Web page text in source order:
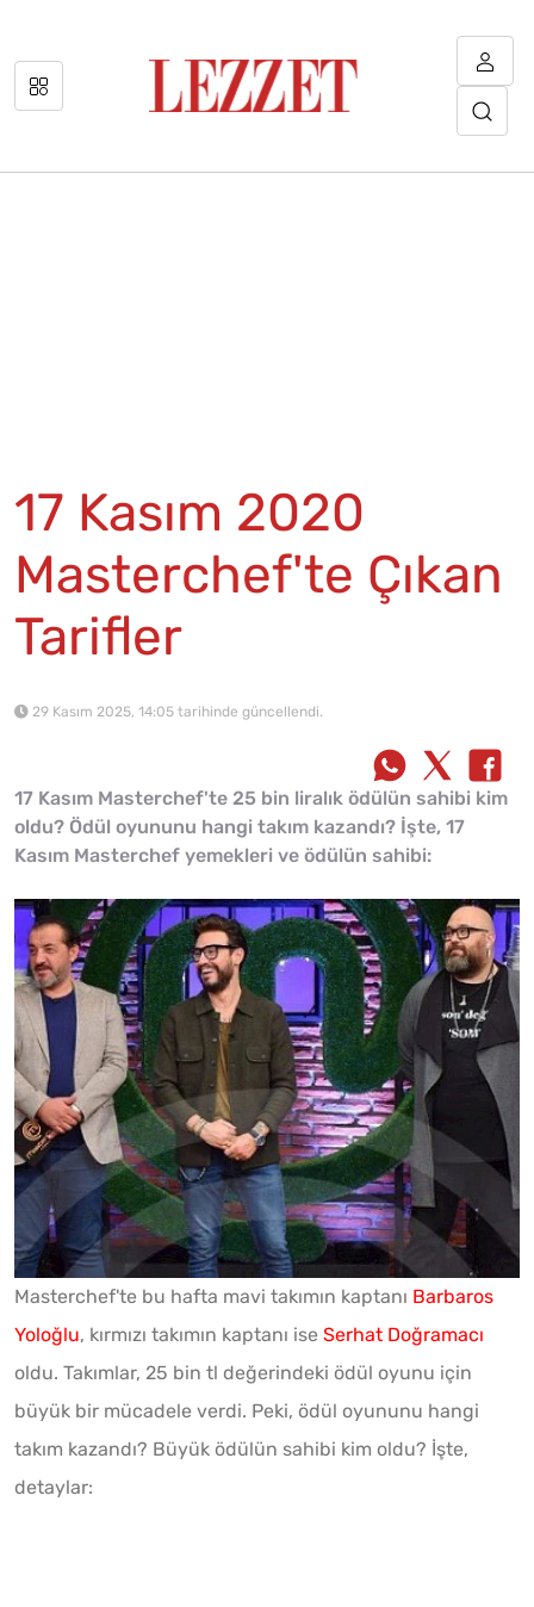
17 Kasım 2020
Masterchef'te Çıkan
Tarifler
29 Kasım 2025, 14:05 tarihinde güncellendi.
17 Kasım Masterchef'te 25 bin liralık ödülün sahibi kim
oldu? Ödül oyununu hangi takım kazandı? İşte, 17
Kasım Masterchef yemekleri ve ödülün sahibi:
Masterchef'te bu hafta mavi takımın kaptanı Barbaros
Yoloğlu, kırmızı takımın kaptanı ise Serhat Doğramacı
oldu. Takımlar, 25 bin tl değerindeki ödül oyunu için
büyük bir mücadele verdi. Peki, ödül oyununu hangi
takım kazandı? Büyük ödülün sahibi kim oldu? İşte,
detaylar: